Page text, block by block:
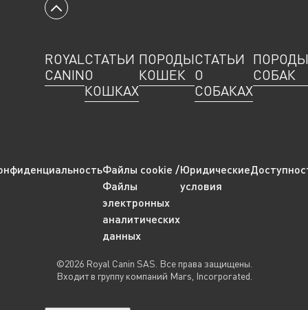
Вернуться к началу
ROYAL
CANIN
СТАТЬИ
О
КОШКАХ
ПОРОДЫ
КОШЕК
СТАТЬИ
О
СОБАКАХ
ПОРОДЫ
СОБАК
Файлы cookie /
Файлы
электронных
аналитических
данных
Юридические
условия
©2026 Royal Canin SAS. Все права защищены.
Входит в группу компаний Mars, Incorporated.